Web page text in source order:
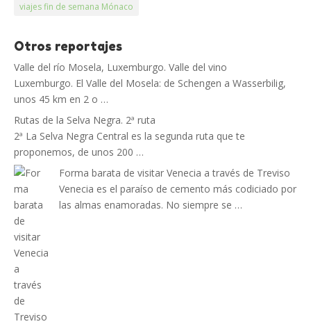
viajes fin de semana Mónaco
Otros reportajes
Valle del río Mosela, Luxemburgo. Valle del vino
Luxemburgo. El Valle del Mosela: de Schengen a Wasserbilig,
unos 45 km en 2 o …
Rutas de la Selva Negra. 2ª ruta
2ª La Selva Negra Central es la segunda ruta que te
proponemos, de unos 200 …
Forma barata de visitar Venecia a través de Treviso
Venecia es el paraíso de cemento más codiciado por
las almas enamoradas. No siempre se …